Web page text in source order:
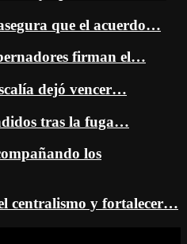
que el acuerdo…
firman el…
dejó vencer…
tras la fuga…
los
centralismo y fortalecer…